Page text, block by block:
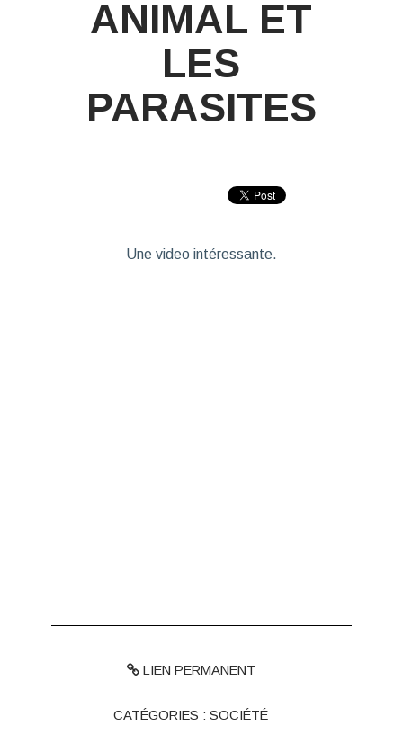
ANIMAL ET
LES
PARASITES
Une video intéressante.
LIEN PERMANENT
CATÉGORIES :SOCIÉTÉ